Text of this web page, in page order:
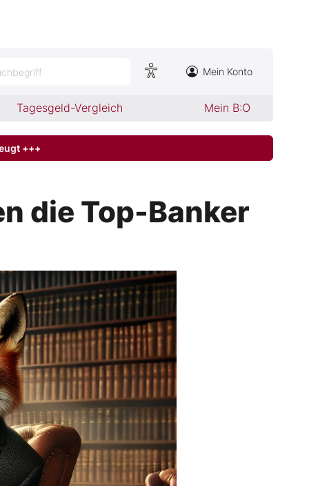
Mein Konto
Tagesgeld-Vergleich Mein B:O
+++
die Top-Banker